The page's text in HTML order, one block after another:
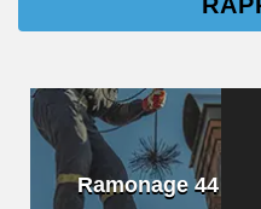
Ramonage 44